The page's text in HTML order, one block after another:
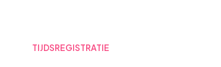
TIJDSREGISTRATIE